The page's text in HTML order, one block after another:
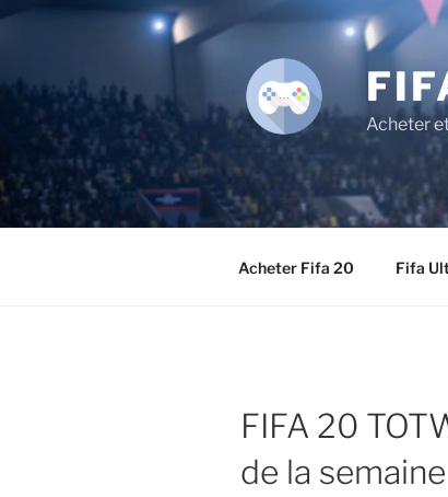
principal
Acheter
Acheter Fifa 20 Fifa
FIFA 20
de la